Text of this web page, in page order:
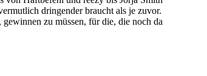
dringender braucht als je zuvor.
zu müssen, für die, die noch da